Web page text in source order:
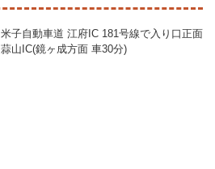
米子自動車道 江府IC 181号線で入り口正面
蒜山IC(鏡ヶ成方面 車30分)